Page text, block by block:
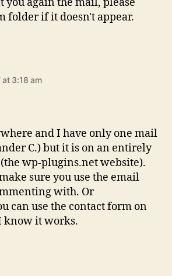
folder if it doesn't appear.
3:18 am
and I have only one mail
C.) but it is on an entirely
wp-plugins.net website).
sure you use the email
with. Or
can use the contact form on
know it works.